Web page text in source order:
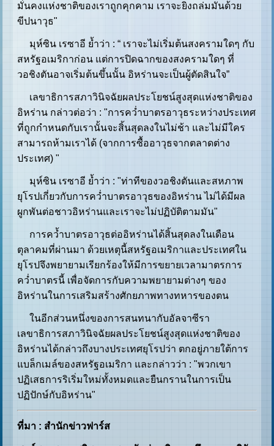
มั่นคงแห่งชาติของเราถูกคุกคาม เราจะยิงถล่มมันด้วย
ขีปนาวุธ"
มุห์ซิน เรซาอี ย้ำว่า : “ เราจะไม่เริ่มต้นสงครามใดๆ กับ
สหรัฐอเมริกาก่อน แต่การปิดฉากของสงครามใดๆ ที่
วอชิงตันอาจเริ่มต้นขึ้นนั้น อิหร่านจะเป็นผู้ตัดสินใจ”
เลขาธิการสภาวินิจฉัยผลประโยชน์สูงสุดแห่งชาติของ
อิหร่าน กล่าวต่อว่า : "การคว่ำบาตรอาวุธระหว่างประเทศ
ที่ถูกกำหนดกับเรานั้นจะสิ้นสุดลงในไม่ช้า และไม่มีใคร
สามารถห้ามเราได้ (จากการซื้ออาวุธจากตลาดต่าง
ประเทศ) "
มุห์ซิน เรซาอี ย้ำว่า : "ท่าทีของวอชิงตันและสหภาพ
ยุโรปเกี่ยวกับการคว่ำบาตรอาวุธของอิหร่าน ไม่ได้มีผล
ผูกพันต่อชาวอิหร่านและเราจะไม่ปฏิบัติตามมัน"
การคว้ำบาตรอาวุธต่ออิหร่านได้สิ้นสุดลงในเดือน
ตุลาคมที่ผ่านมา ด้วยเหตุนี้สหรัฐอเมริกาและประเทศใน
ยุโรปจึงพยายามเรียกร้องให้มีการขยายเวลามาตรการ
คว่ำบาตรนี้ เพื่อจัดการกับความพยายามต่างๆ ของ
อิหร่านในการเสริมสร้างศักยภาพทางทหารของตน
ในอีกส่วนหนึ่งของการสนทนากับอัลจาซีรา
เลขาธิการสภาวินิจฉัยผลประโยชน์สูงสุดแห่งชาติของ
อิหร่านได้กล่าวถึงบางประเทศยุโรปว่า ตกอยู่ภายใต้การ
แบล็กเมล์ของสหรัฐอเมริกา และกล่าวว่า : "พวกเขา
ปฏิเสธการริเริ่มใหม่ทั้งหมดและยืนกรานในการเป็น
ปฏิปักษ์กับอิหร่าน"
ที่มา : สำนักข่าวฟาร์ส